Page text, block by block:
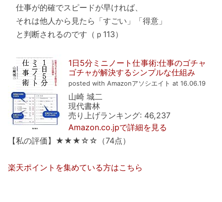
仕事が的確でスピードが早ければ、
それは他人から見たら「すごい」「得意」
と判断されるのです（ｐ113）
1日5分ミニノート仕事術:仕事のゴチャ
ゴチャが解決するシンプルな仕組み
posted with Amazonアソシエイト at 16.06.19
山崎 城二
現代書林
売り上げランキング: 46,237
Amazon.co.jpで詳細を見る
【私の評価】★★★☆☆（74点）
楽天ポイントを集めている方はこちら